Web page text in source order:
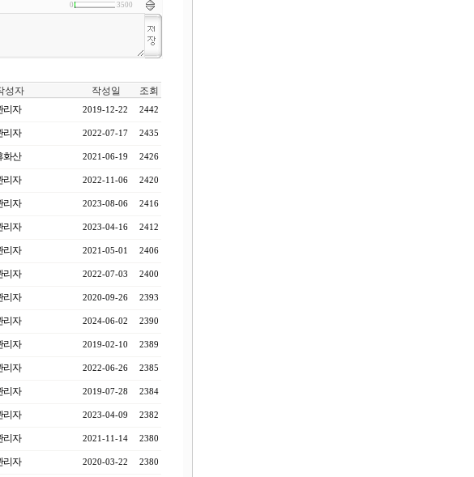
0 3500
성자 작성일 조회
리자 2019-12-22 2442
리자 2022-07-17 2435
화산 2021-06-19 2426
리자 2022-11-06 2420
리자 2023-08-06 2416
리자 2023-04-16 2412
리자 2021-05-01 2406
리자 2022-07-03 2400
리자 2020-09-26 2393
리자 2024-06-02 2390
리자 2019-02-10 2389
리자 2022-06-26 2385
리자 2019-07-28 2384
리자 2023-04-09 2382
리자 2021-11-14 2380
리자 2020-03-22 2380